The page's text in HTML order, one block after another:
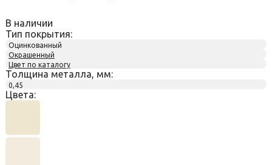
В наличии
Тип покрытия:
Оцинкованный
Окрашенный
Цвет по каталогу
Толщина металла, мм:
0,45
Цвета: